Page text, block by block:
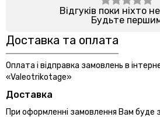
Відгуків поки ніхто
Будьте
Доставка та оплата
Оплата і відправка замовлень в
«Valeotrikotage»
Доставка
При оформленні замовлення Вам буде